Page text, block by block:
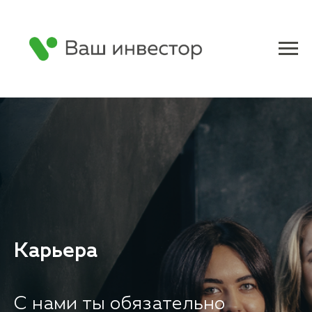
Карьера
С нами ты обязательно